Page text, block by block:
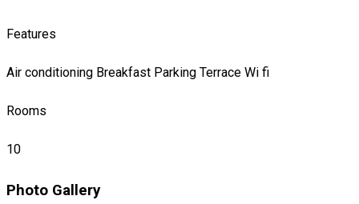
Features
Air conditioning Breakfast Parking Terrace Wi fi
Rooms
10
Photo Gallery